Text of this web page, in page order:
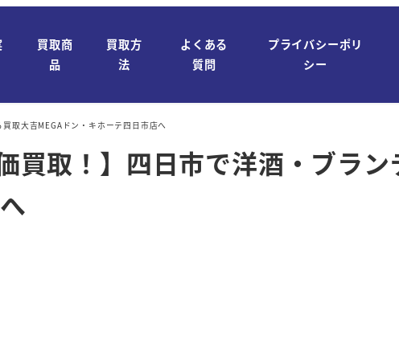
買取商
品
買取方
法
よくある
質問
プライバシーポリ
シー
取大吉MEGAドン・キホーテ四日市店へ
買取！】四日市で洋酒・ブラ